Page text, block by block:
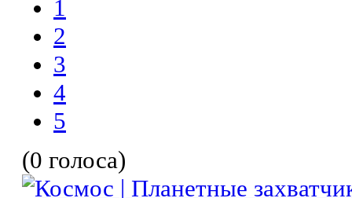
1
2
3
4
5
(0 голоса)